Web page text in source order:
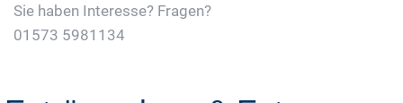
Sie haben Interesse? Fragen?
01573 5981134